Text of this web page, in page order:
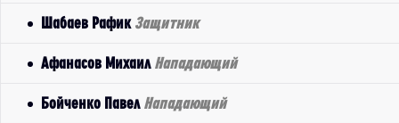
Шабаев Рафик Защитник
Афанасов Михаил Нападающий
Бойченко Павел Нападающий